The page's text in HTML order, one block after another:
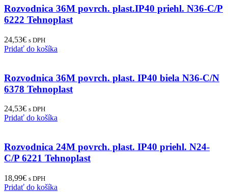
Rozvodnica 36M povrch. plast.IP40 priehl. N36-C/P
6222 Tehnoplast
24,53€ s DPH
Pridať do košíka
Rozvodnica 36M povrch. plast. IP40 biela N36-C/N
6378 Tehnoplast
24,53€ s DPH
Pridať do košíka
Rozvodnica 24M povrch. plast. IP40 priehl. N24-
C/P 6221 Tehnoplast
18,99€ s DPH
Pridať do košíka